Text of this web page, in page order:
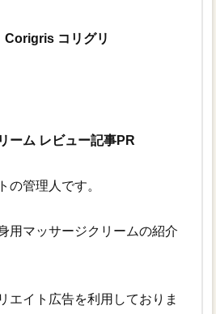
Corigris コリグリ
ーム レビュー記事PR
の管理人です。
用マッサージクリームの紹介
エイト広告を利用しておりま